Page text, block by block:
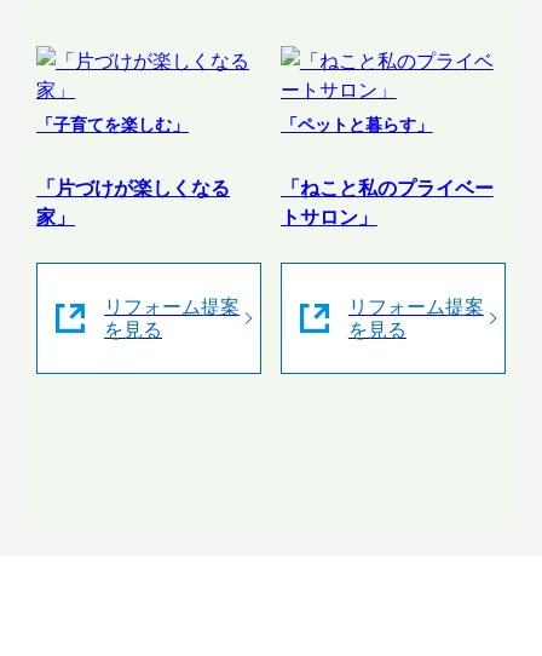
「子育てを楽しむ」
「片づけが楽しくなる
家」
リフォーム提案
を見る
「ペットと暮らす」
「ねこと私のプライベー
トサロン」
リフォーム提案
を見る